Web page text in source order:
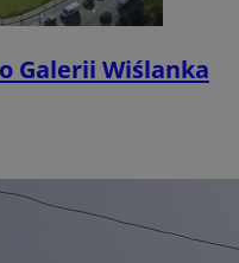
Galerii Wiślanka